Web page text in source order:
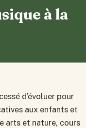
à la
d’évoluer pour
aux enfants et
arts et nature, cours